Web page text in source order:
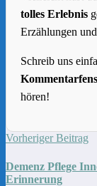
tolles Erlebnis
Erzählungen
Schreib uns
hören!
Vorheriger Beitrag
Demenz Pflege
Erinnerung